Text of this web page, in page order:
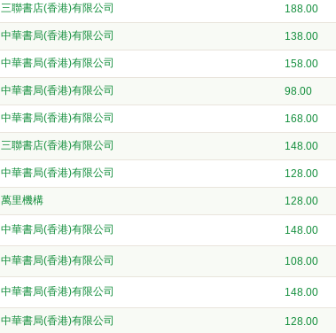
三聯書店(香港)有限公司 188.00
中華書局(香港)有限公司 138.00
中華書局(香港)有限公司 158.00
中華書局(香港)有限公司 98.00
中華書局(香港)有限公司 168.00
三聯書店(香港)有限公司 148.00
中華書局(香港)有限公司 128.00
萬里機構 128.00
中華書局(香港)有限公司 148.00
中華書局(香港)有限公司 108.00
中華書局(香港)有限公司 148.00
中華書局(香港)有限公司 128.00